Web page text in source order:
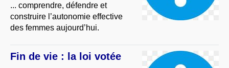
... comprendre, défendre et
construire l’autonomie effective
des femmes aujourd’hui.
Fin de vie : la loi votée